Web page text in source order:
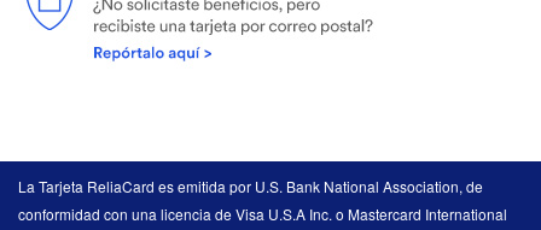
La Tarjeta ReliaCard es emitida por U.S. Bank National Association, de
conformidad con una licencia de Visa U.S.A Inc. o Mastercard International